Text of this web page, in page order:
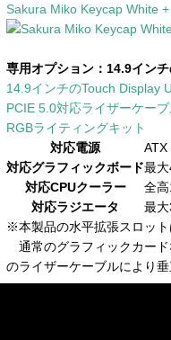
Sakura Miko Keycap White
専用オプション： 14.9イン
14.9インチのTouch Display
PCIE 5.0対応ライザーケー
RGBライティングキット
対応電源
ATX
対応グラフィックボード最
対応CPUクーラー
全
対応ラジエータ
最
※本製品の水平拡張スロット
通常のグラフィックカー
のライザーケーブルにより